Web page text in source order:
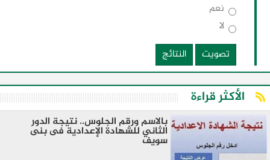
نعم
لا
تصويت
النتائج
الأكثر قراءة
بالاسم ورقم الجلوس.. نتيجة الدور
الثاني للشهادة الإعدادية فى بنى
سويف